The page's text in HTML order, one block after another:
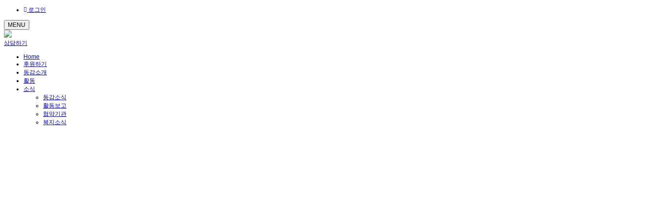
로그인
MENU
상담하기
Home
후원하기
동감소개
활동
소식
동감소식
활동보고
협약기관
복지소식